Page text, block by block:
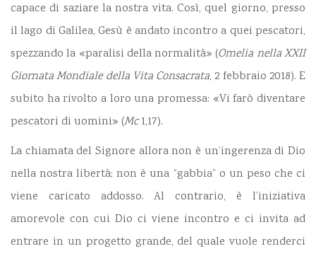
capace di saziare la nostra vita. Così, quel giorno, presso
il lago di Galilea, Gesù è andato incontro a quei pescatori,
spezzando la «paralisi della normalità» (Omelia nella XXII
Giornata Mondiale della Vita Consacrata, 2 febbraio 2018). E
subito ha rivolto a loro una promessa: «Vi farò diventare
pescatori di uomini» (Mc1,17).
La chiamata del Signore allora non è un’ingerenza di Dio
nella nostra libertà; non è una “gabbia” o un peso che ci
viene caricato addosso. Al contrario, è l’iniziativa
amorevole con cui Dio ci viene incontro e ci invita ad
entrare in un progetto grande, del quale vuole renderci